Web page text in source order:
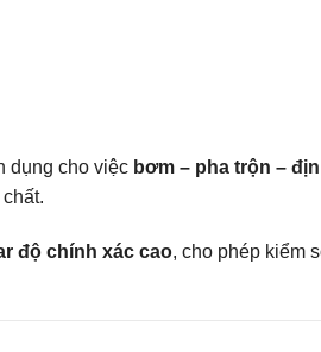
dụng cho việc bơm – pha trộn –
độ chính xác cao, cho phép kiểm